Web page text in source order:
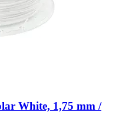
White, 1,75 mm /